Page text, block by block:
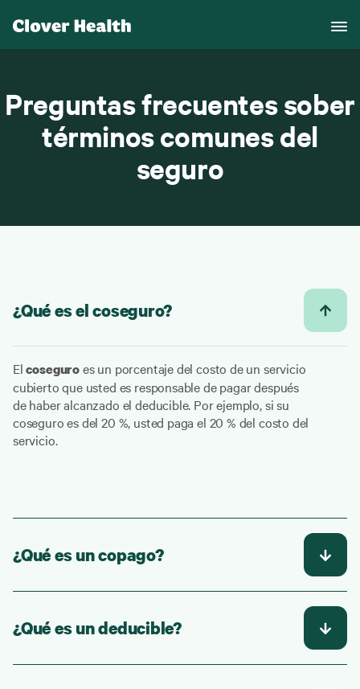
Preguntas frecuentes sober
términos comunes del
seguro
¿Qué es el coseguro?
Elcoseguroes un porcentaje del costo de un servicio
cubierto que usted es responsable de pagar después
de haber alcanzado el deducible. Por ejemplo, si su
coseguro es del 20 %, usted paga el 20 % del costo del
servicio.
¿Qué es un copago?
¿Qué es un deducible?